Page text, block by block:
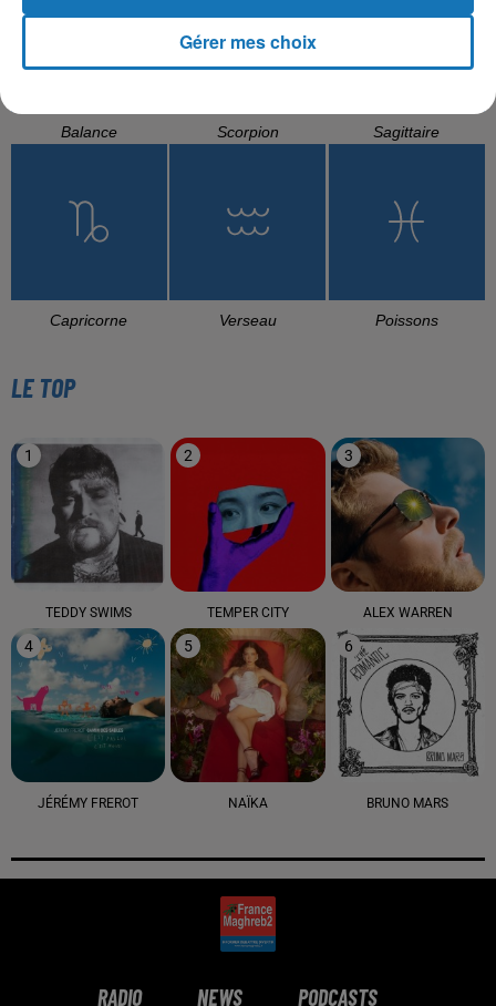
Balance Scorpion Sagittaire
Capricorne Verseau Poissons
LE TOP
1
TEDDY SWIMS
2
TEMPER CITY
3
ALEX WARREN
4
JÉRÉMY FREROT
5
NAÏKA
6
BRUNO MARS
RADIO NEWS PODCASTS
Gérer mes choix